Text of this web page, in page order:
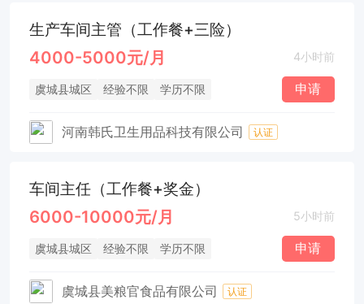
生产车间主管（工作餐+三险）
4000-5000元/月 4小时前
虞城县城区 经验不限 学历不限 申请
河南韩氏卫生用品科技有限公司 认证
车间主任（工作餐+奖金）
6000-10000元/月 5小时前
虞城县城区 经验不限 学历不限 申请
虞城县美粮官食品有限公司 认证